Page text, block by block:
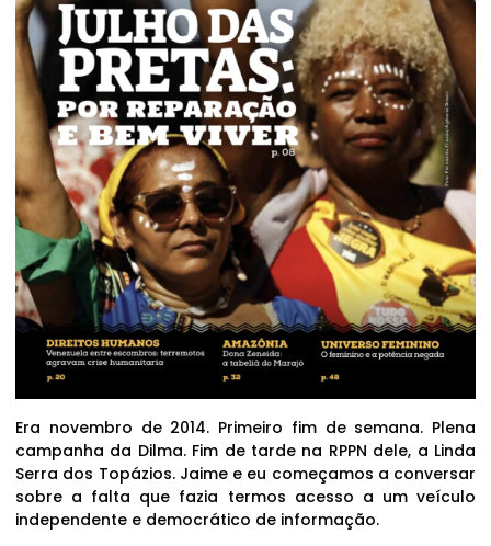
Era novembro de 2014. Primeiro fim de semana. Plena
campanha da Dilma. Fim de tarde na RPPN dele, a Linda
Serra dos Topázios. Jaime e eu começamos a conversar
sobre a falta que fazia termos acesso a um veículo
independente e democrático de informação.